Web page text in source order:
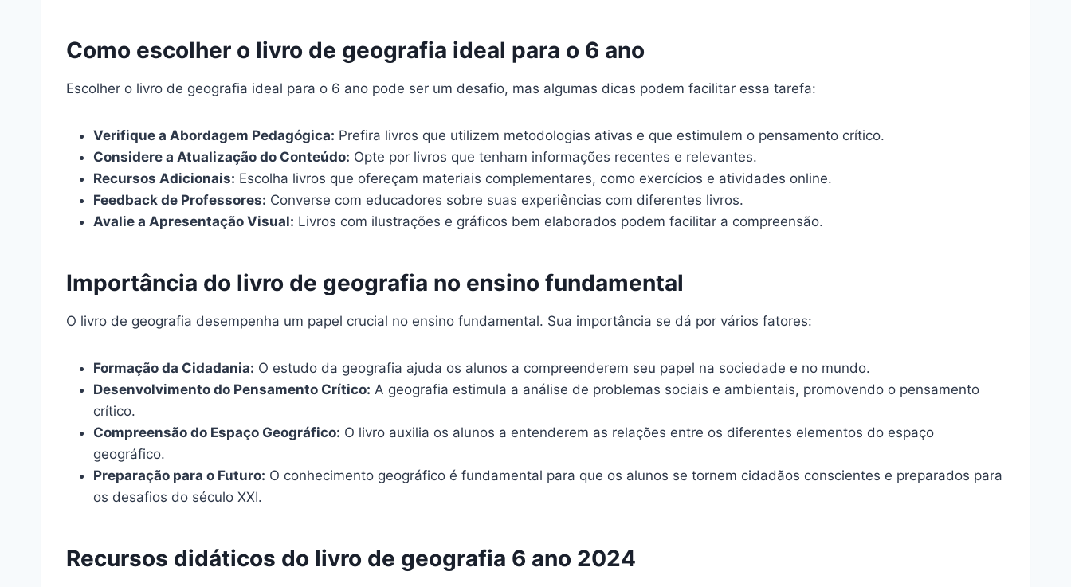
Como escolher o livro de geografia ideal para o 6 ano
Escolher o livro de geografia ideal para o 6 ano pode ser um desafio, mas algumas dicas podem facilitar essa tarefa:
Verifique a Abordagem Pedagógica: Prefira livros que utilizem metodologias ativas e que estimulem o pensamento crítico.
Considere a Atualização do Conteúdo: Opte por livros que tenham informações recentes e relevantes.
Recursos Adicionais: Escolha livros que ofereçam materiais complementares, como exercícios e atividades online.
Feedback de Professores: Converse com educadores sobre suas experiências com diferentes livros.
Avalie a Apresentação Visual: Livros com ilustrações e gráficos bem elaborados podem facilitar a compreensão.
Importância do livro de geografia no ensino fundamental
O livro de geografia desempenha um papel crucial no ensino fundamental. Sua importância se dá por vários fatores:
Formação da Cidadania: O estudo da geografia ajuda os alunos a compreenderem seu papel na sociedade e no mundo.
Desenvolvimento do Pensamento Crítico: A geografia estimula a análise de problemas sociais e ambientais, promovendo o pensamento
crítico.
Compreensão do Espaço Geográfico: O livro auxilia os alunos a entenderem as relações entre os diferentes elementos do espaço
geográfico.
Preparação para o Futuro: O conhecimento geográfico é fundamental para que os alunos se tornem cidadãos conscientes e preparados para
os desafios do século XXI.
Recursos didáticos do livro de geografia 6 ano 2024